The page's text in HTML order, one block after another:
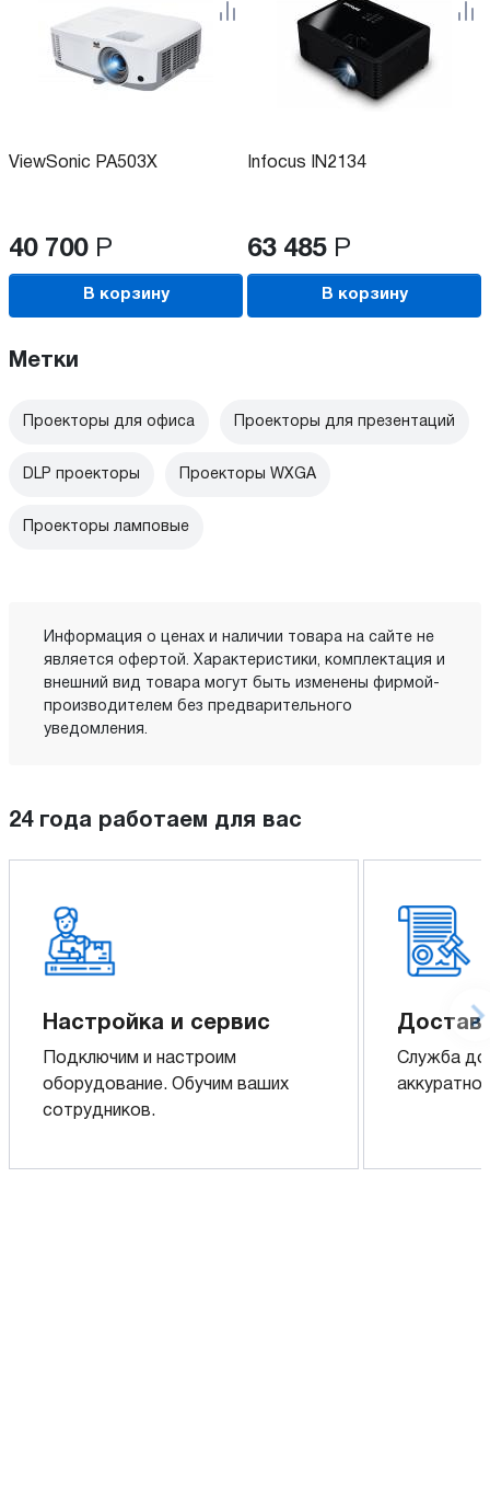
ViewSonic PA503X
40 700 Р
В корзину
Infocus IN2134
63 485 Р
В корзину
Метки
Проекторы для офиса Проекторы для презентаций
DLP проекторы Проекторы WXGA
Проекторы ламповые
Информация о ценах и наличии товара на сайте не
является офертой. Характеристики, комплектация и
внешний вид товара могут быть изменены фирмой-
производителем без предварительного
уведомления.
24 года работаем для вас
Настройка и сервис
Подключим и настроим
оборудование. Обучим ваших
сотрудников.
Служба
аккуратно